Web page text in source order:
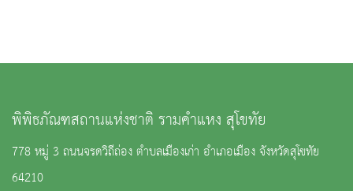
พิพิธภัณฑสถานแห่งชาติ รามคำแหง สุโขทัย
778 หมู่ 3 ถนนจรดวิถีถ่อง ตำบลเมืองเก่า อำเภอเมือง จังหวัดสุโขทัย
64210